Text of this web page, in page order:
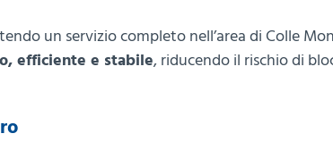
un servizio completo nell’area di Colle
efficiente e stabile, riducendo il rischio di